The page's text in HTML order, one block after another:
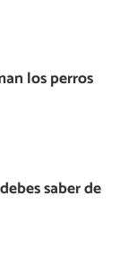
los perros
saber de